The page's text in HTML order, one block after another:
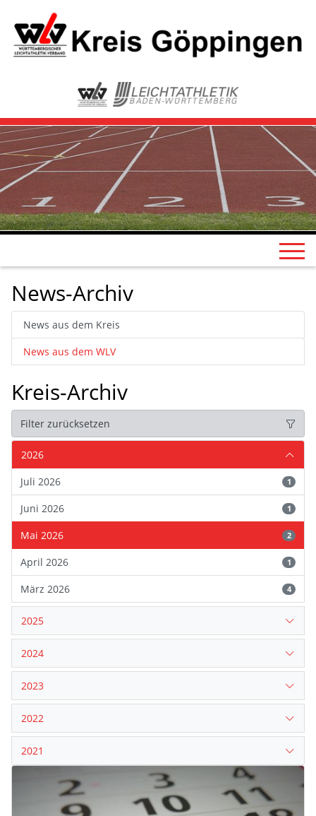
News-Archiv
News aus dem Kreis
News aus dem WLV
Kreis-Archiv
Filter zurücksetzen
2026
Juli 2026
1
Juni 2026 1
Mai 2026 2
April 2026 1
März 2026 4
2025
2024
2023
2022
2021